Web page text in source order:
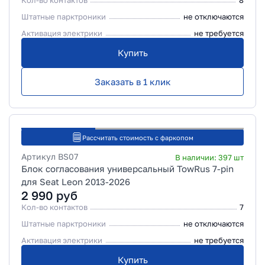
Штатные парктроники
не отключаются
Активация электрики
не требуется
Купить
Заказать в 1 клик
Рассчитать стоимость с фаркопом
Артикул BS07 В наличии: 397 шт
Блок согласования универсальный TowRus 7-pin
для Seat Leon 2013-2026
2 990 руб
Кол-во контактов
7
Штатные парктроники
не отключаются
Активация электрики
не требуется
Купить